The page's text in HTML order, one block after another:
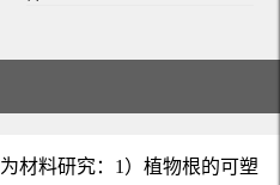
材料研究：1）植物根的可塑